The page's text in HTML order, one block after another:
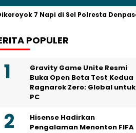
7 Napi di Sel Polresta Denpasar
POPULER
Gravity Game Unite Resmi
Buka Open Beta Test Kedua
Ragnarok Zero: Global untuk
PC
Hisense Hadirkan
Pengalaman Menonton FIFA